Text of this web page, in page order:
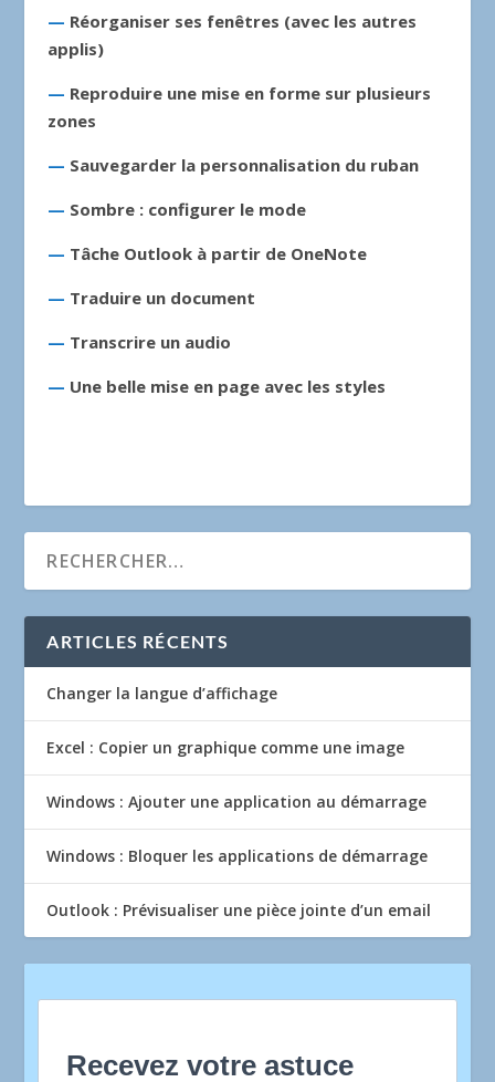
— Réorganiser ses fenêtres (avec les autres
applis)
— Reproduire une mise en forme sur plusieurs
zones
— Sauvegarder la personnalisation du ruban
— Sombre : configurer le mode
— Tâche Outlook à partir de OneNote
— Traduire un document
— Transcrire un audio
— Une belle mise en page avec les styles
ARTICLES RÉCENTS
Changer la langue d’affichage
Excel : Copier un graphique comme une image
Windows : Ajouter une application au démarrage
Windows : Bloquer les applications de démarrage
Outlook : Prévisualiser une pièce jointe d’un email
Recevez votre astuce